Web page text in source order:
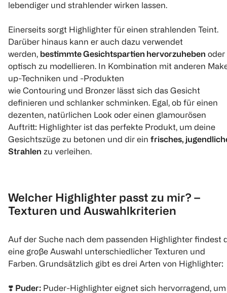
lebendiger und strahlender wirken lassen.
Einerseits sorgt Highlighter für einen strahlenden Teint.
Darüber hinaus kann er auch dazu verwendet
werden, bestimmte Gesichtspartien hervorzuheben oder
optisch zu modellieren. In Kombination mit anderen
up-Techniken und -Produkten
wie Contouring und Bronzer lässt sich das Gesicht
definieren und schlanker schminken. Egal, ob für einen
dezenten, natürlichen Look oder einen glamourösen
Auftritt: Highlighter ist das perfekte Produkt, um deine
Gesichtszüge zu betonen und dir ein frisches,
Strahlen zu verleihen.
Welcher Highlighter passt zu mir? –
Texturen und Auswahlkriterien
Auf der Suche nach dem passenden Highlighter findest
eine große Auswahl unterschiedlicher Texturen und
Farben. Grundsätzlich gibt es drei Arten von Highlighter:
❣️ Puder: Puder-Highlighter eignet sich hervorragend, um